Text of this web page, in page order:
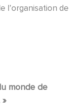
l’organisation de
monde de
»